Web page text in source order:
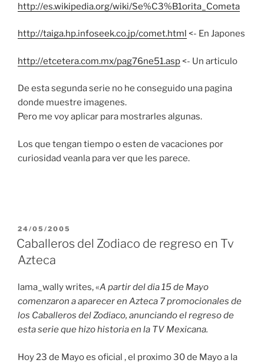
http://es.wikipedia.org/wiki/Se%C3%B1orita_Cometa
http://taiga.hp.infoseek.co.jp/comet.html <- En Japones
http://etcetera.com.mx/pag76ne51.asp<- Un articulo
De esta segunda serie no he conseguido una pagina
donde muestre imagenes.
Pero me voy aplicar para mostrarles algunas.
Los que tengan tiempo o esten de vacaciones por
curiosidad veanla para ver que les parece.
PUBLICADO
EL
24/05/2005
Caballeros del Zodiaco de regreso en Tv
Azteca
lama_wally writes, «A partir del dia 15 de Mayo
comenzaron a aparecer en Azteca 7 promocionales de
los Caballeros del Zodiaco, anunciando el regreso de
esta serie que hizo historia en la TV Mexicana.
Hoy 23 de Mayo es oficial , el proximo 30 de Mayo a la